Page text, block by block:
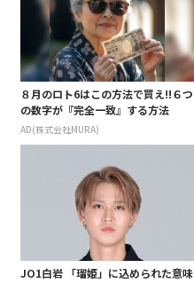
８月のロト6はこの方法で買え!!６つ
の数字が『完全一致』する方法
AD(株式会社MURA)
JO1白岩 「瑠姫」に込められた意味